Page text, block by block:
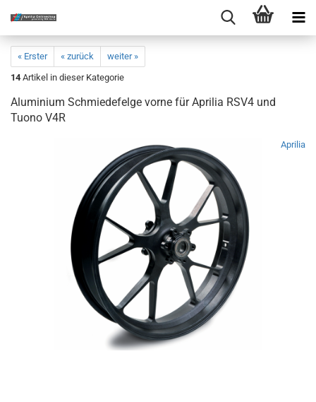
« Erster « zurück
weiter »
14 Artikel in dieser Kategorie
Aluminium Schmiedefelge vorne für Aprilia RSV4 und
Tuono V4R
Aprilia